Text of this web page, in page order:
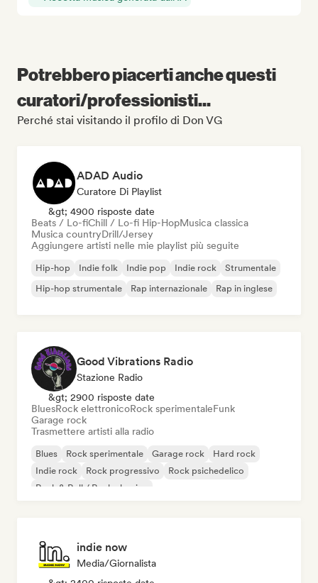
Potrebbero piacerti anche questi
curatori/professionisti...
Perché stai visitando il profilo di Don VG
ADAD Audio
Curatore Di Playlist
&gt; 4900 risposte date
Beats / Lo-fiChill / Lo-fi Hip-HopMusica classica
Musica countryDrill/Jersey
Aggiungere artisti nelle mie playlist più seguite
Hip-hop Indie folk Indie pop Indie rock
Strumentale
Hip-hop strumentale
Rap internazionale Rap in inglese
Good Vibrations Radio
Stazione Radio
&gt; 2900 risposte date
BluesRock elettronicoRock sperimentaleFunk
Garage rock
Trasmettere artisti alla radio
Blues Rock sperimentale Garage rock
Hard rock
Indie rock
Rock progressivo
Rock psichedelico
Rock & Roll / Rock classico
indie now
Media/Giornalista